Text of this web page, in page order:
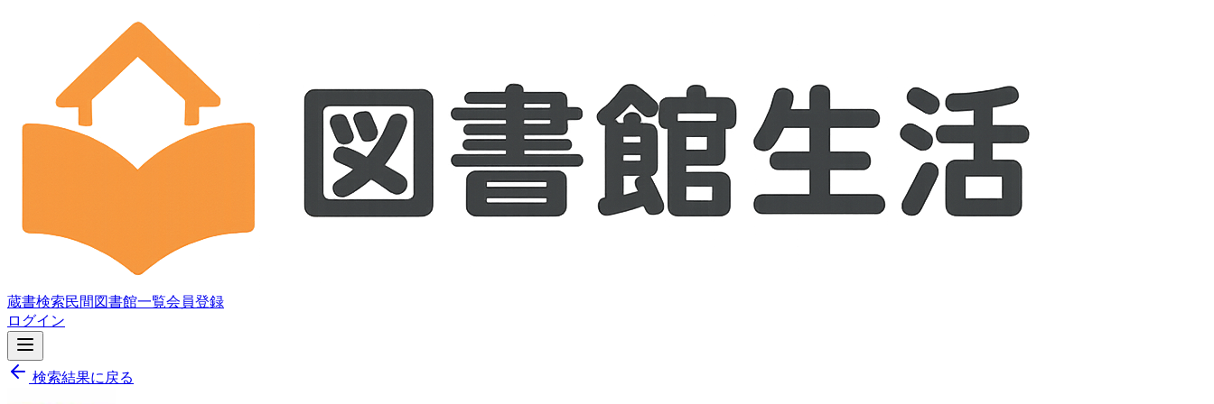
蔵書検索民間図書館一覧会員登録
ログイン
検索結果に戻る